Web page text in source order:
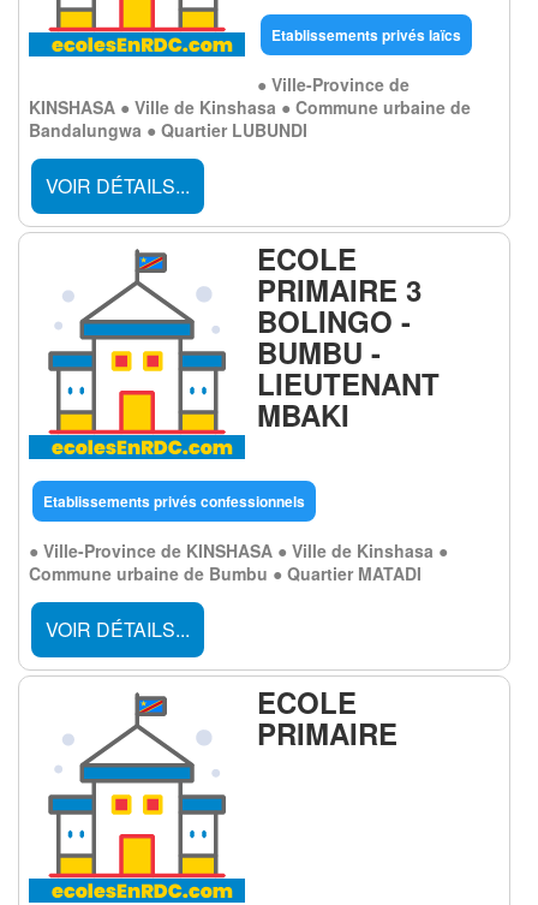
Etablissements privés laïcs
● Ville-Province de
KINSHASA ● Ville de Kinshasa ● Commune urbaine de
Bandalungwa ● Quartier LUBUNDI
VOIR DÉTAILS...
ECOLE
PRIMAIRE 3
BOLINGO -
BUMBU -
LIEUTENANT
MBAKI
Etablissements privés confessionnels
● Ville-Province de KINSHASA ● Ville de Kinshasa ●
Commune urbaine de Bumbu ● Quartier MATADI
VOIR DÉTAILS...
ECOLE
PRIMAIRE